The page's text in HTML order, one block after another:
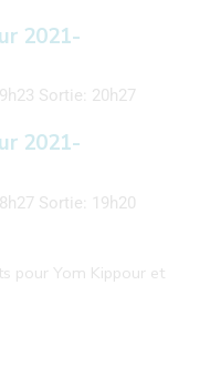
2021-
Sortie: 20h27
2021-
Sortie: 19h20
pour Yom Kippour et